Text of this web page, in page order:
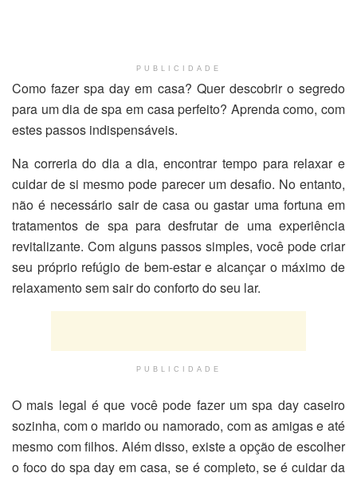
PUBLICIDADE
Como fazer spa day em casa? Quer descobrir o segredo
para um dia de spa em casa perfeito? Aprenda como, com
estes passos indispensáveis.
Na correria do dia a dia, encontrar tempo para relaxar e
cuidar de si mesmo pode parecer um desafio. No entanto,
não é necessário sair de casa ou gastar uma fortuna em
tratamentos de spa para desfrutar de uma experiência
revitalizante. Com alguns passos simples, você pode criar
seu próprio refúgio de bem-estar e alcançar o máximo de
relaxamento sem sair do conforto do seu lar.
PUBLICIDADE
O mais legal é que você pode fazer um spa day caseiro
sozinha, com o marido ou namorado, com as amigas e até
mesmo com filhos. Além disso, existe a opção de escolher
o foco do spa day em casa, se é completo, se é cuidar da